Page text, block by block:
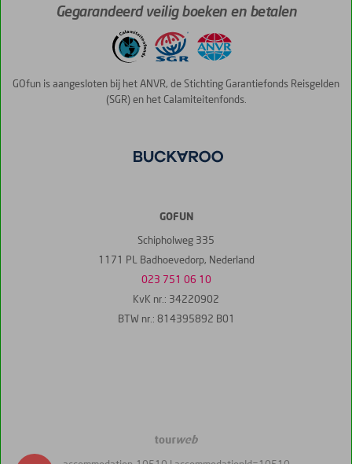
Gegarandeerd veilig boeken en betalen
GOfun is aangesloten bij het ANVR, de Stichting Garantiefonds Reisgelden
(SGR) en het Calamiteitenfonds.
GOFUN
Schipholweg 335
1171 PL Badhoevedorp, Nederland
023 751 06 10
KvK nr.: 34220902
BTW nr.: 814395892 B01
TourWeb